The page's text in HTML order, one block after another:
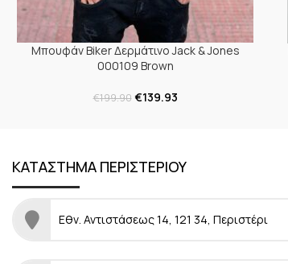
Μπουφάν Biker Δερμάτινο Jack & Jones
000109 Brown
€199.90 €139.93
ΚΑΤΑΣΤΗΜΑ ΠΕΡΙΣΤΕΡΙΟΥ
Εθν. Αντιστάσεως 14, 121 34, Περιστέρι